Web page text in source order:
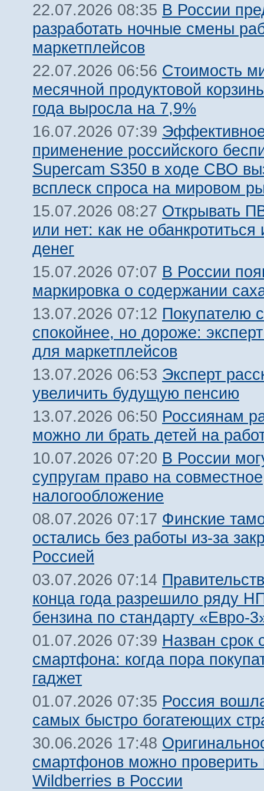
22.07.2026 08:35 В России
разработать ночные смены
маркетплейсов
22.07.2026 06:56 Стоимость
месячной продуктовой
года выросла на 7,9%
16.07.2026 07:39
применение российского
Supercam S350 в ходе СВО
всплеск спроса на мировом
15.07.2026 08:27 Открывать
или нет: как не обанкротиться
денег
15.07.2026 07:07 В России
маркировка о содержании
13.07.2026 07:12 Покупателю
спокойнее, но дороже:
для маркетплейсов
13.07.2026 06:53 Эксперт
увеличить будущую пенсию
13.07.2026 06:50 Россиянам
можно ли брать детей на
10.07.2026 07:20 В России
супругам право на совместное
налогообложение
08.07.2026 07:17 Финские
остались без работы из-за
Россией
03.07.2026 07:14
конца года разрешило ряду
бензина по стандарту «Евро-
01.07.2026 07:39 Назван срок
смартфона: когда пора
гаджет
01.07.2026 07:35 Россия
самых быстро богатеющих
30.06.2026 17:48
смартфонов можно проверить
Wildberries в России